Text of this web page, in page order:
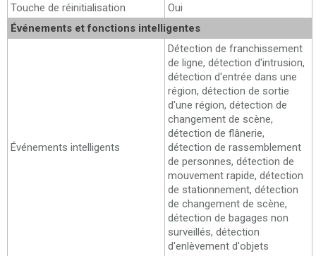
Touche de réinitialisation
Oui
Événements et fonctions intelligentes
Événements intelligents
Détection de franchissement
de ligne, détection d'intrusion,
détection d'entrée dans une
région, détection de sortie
d'une région, détection de
changement de scène,
détection de flânerie,
détection de rassemblement
de personnes, détection de
mouvement rapide, détection
de stationnement, détection
de changement de scène,
détection de bagages non
surveillés, détection
d'enlèvement d'objets